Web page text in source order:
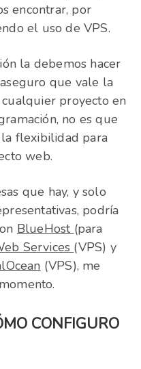
encontrar, por
el uso de VPS.
la debemos hacer
que vale la
proyecto en
no es que
flexibilidad para
web.
que hay, y solo
podría
BlueHost (para
Services (VPS) y
(VPS), me
CONFIGURO